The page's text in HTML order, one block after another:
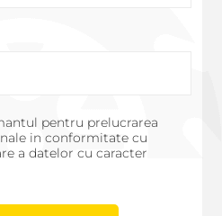
pentru prelucrarea
in conformitate cu
a datelor cu caracter